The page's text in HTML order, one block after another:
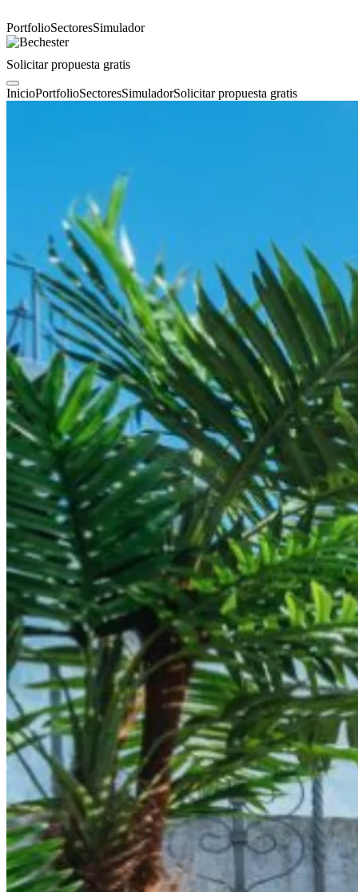
PortfolioSectoresSimulador
Solicitar propuesta gratis
InicioPortfolioSectoresSimuladorSolicitar propuesta gratis